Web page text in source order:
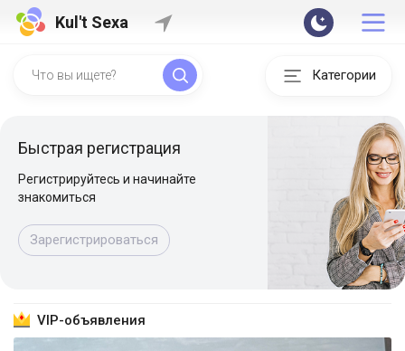
Kul't Sexa
Категории
Быстрая регистрация
Регистрируйтесь и начинайте
знакомиться
Зарегистрироваться
VIP-объявления